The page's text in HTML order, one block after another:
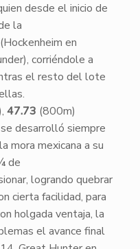
desde el inicio de
la
en
corriéndole a
el resto del lote
47.73 (800m)
desarrolló siempre
mora mexicana a su
de
logrando quebrar
cierta facilidad, para
holgada ventaja, la
el avance final